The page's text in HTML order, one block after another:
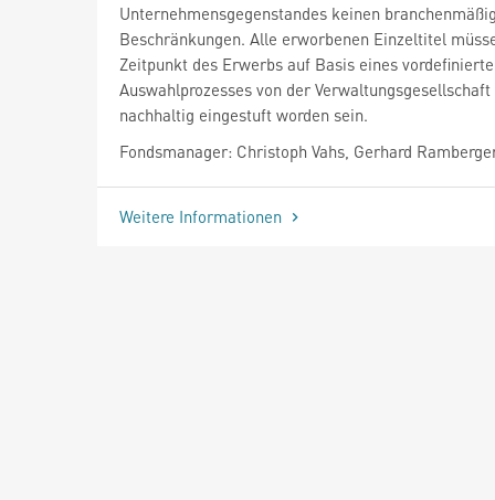
Unternehmensgegenstandes keinen
Beschränkungen. Alle erworbenen Einzeltitel
Zeitpunkt des Erwerbs auf Basis eines
Auswahlprozesses von der Verwaltungsgesellschaft
nachhaltig eingestuft worden sein.
Fondsmanager: Christoph Vahs, Gerhard
Weitere Informationen